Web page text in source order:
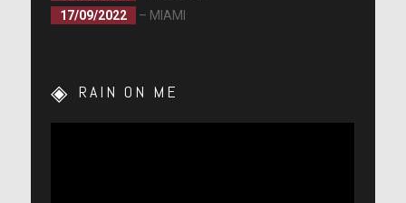
17/09/2022
– MIAMI
RAIN ON ME